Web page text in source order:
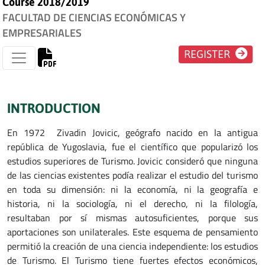
Course 2018/2019
FACULTAD DE CIENCIAS ECONÓMICAS Y
EMPRESARIALES
REGISTER
INTRODUCTION
En 1972 Zivadin Jovicic, geógrafo nacido en la antigua
república de Yugoslavia, fue el científico que popularizó los
estudios superiores de Turismo. Jovicic consideró que ninguna
de las ciencias existentes podía realizar el estudio del turismo
en toda su dimensión: ni la economía, ni la geografía e
historia, ni la sociología, ni el derecho, ni la filología,
resultaban por sí mismas autosuficientes, porque sus
aportaciones son unilaterales. Este esquema de pensamiento
permitió la creación de una ciencia independiente: los estudios
de Turismo. El Turismo tiene fuertes efectos económicos,